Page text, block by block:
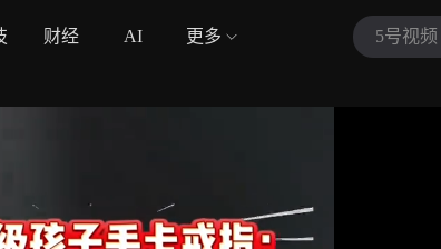
财经 AI 更多 5号视频